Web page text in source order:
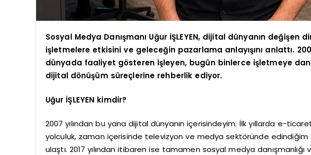
Sosyal Medya Danışmanı Uğur İŞLEYEN, dijital dünyanın değişen
işletmelere etkisini ve geleceğin pazarlama anlayışını anlattı.
dünyada faaliyet gösteren İşleyen, bugün binlerce işletmeye
dijital dönüşüm süreçlerine rehberlik ediyor.
Uğur İŞLEYEN kimdir?
2007 yılından bu yana dijital dünyanın içerisindeyim. İlk yıllarda e-
yolculuk, zaman içerisinde televizyon ve medya sektöründe edindiğim
ulaştı. 2017 yılından itibaren ise tamamen sosyal medya